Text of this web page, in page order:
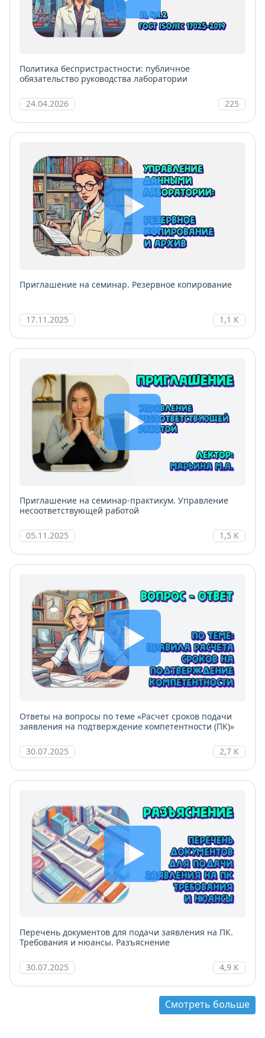
Политика беспристрастности: публичное
обязательство руководства лаборатории
24.04.2026 225
Приглашение на семинар. Резервное копирование
17.11.2025 1,1 К
Приглашение на семинар-практикум. Управление
несоответствующей работой
05.11.2025 1,5 К
Ответы на вопросы по теме «Расчет сроков подачи
заявления на подтверждение компетентности (ПК)»
30.07.2025 2,7 К
Перечень документов для подачи заявления на ПК.
Требования и нюансы. Разъяснение
30.07.2025 4,9 К
Смотреть больше